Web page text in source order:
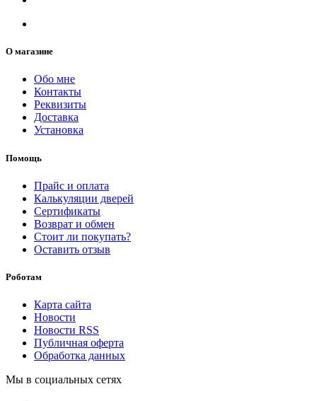
О магазине
Обо мне
Контакты
Реквизиты
Доставка
Установка
Помощь
Прайс и оплата
Калькуляции дверей
Сертификаты
Возврат и обмен
Стоит ли покупать?
Оставить отзыв
Роботам
Карта сайта
Новости
Новости RSS
Публичная оферта
Обработка данных
Мы в социальных сетях